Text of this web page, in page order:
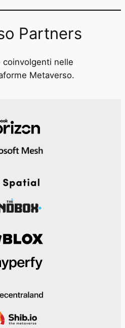
Partners
coinvolgenti nelle
Metaverso.